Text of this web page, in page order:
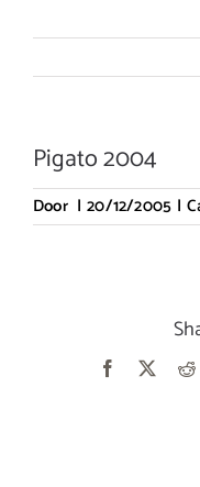
Pigato 2004
Door | 20/12/2005 |
Facebook